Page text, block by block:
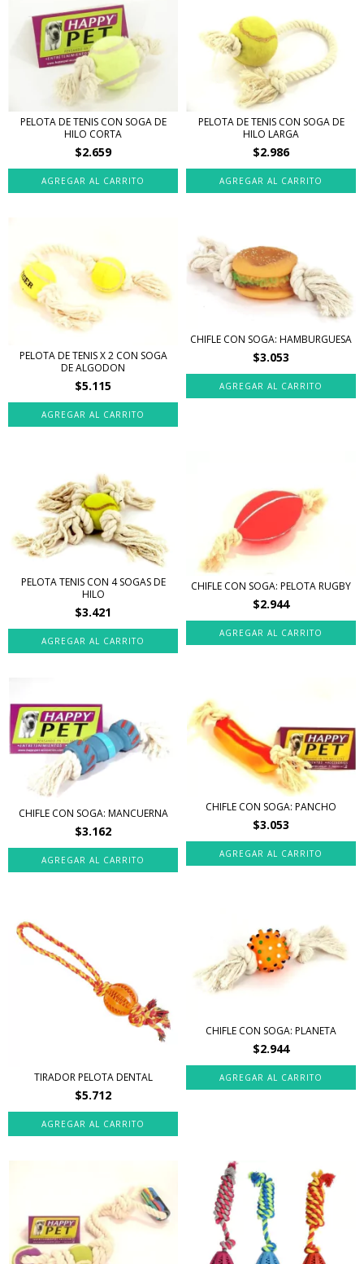
PELOTA DE TENIS CON SOGA DE
HILO CORTA
$2.659
PELOTA DE TENIS CON SOGA DE
HILO LARGA
$2.986
PELOTA DE TENIS X 2 CON SOGA
DE ALGODON
$5.115
CHIFLE CON SOGA: HAMBURGUESA
$3.053
PELOTA TENIS CON 4 SOGAS DE
HILO
$3.421
CHIFLE CON SOGA: PELOTA RUGBY
$2.944
CHIFLE CON SOGA: MANCUERNA
$3.162
CHIFLE CON SOGA: PANCHO
$3.053
TIRADOR PELOTA DENTAL
$5.712
CHIFLE CON SOGA: PLANETA
$2.944